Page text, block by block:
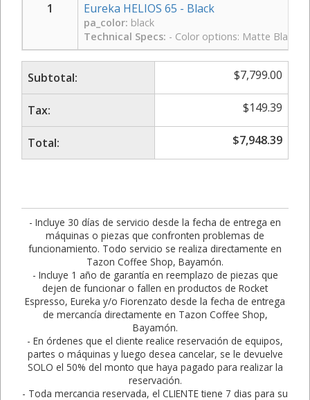
1 Eureka HELIOS 65 - Black
pa_color: black
Technical Specs: - Color options: Matte Black |
Subtotal: $7,799.00
Tax: $149.39
Total: $7,948.39
- Incluye 30 días de servicio desde la fecha de entrega en
máquinas o piezas que confronten problemas de
funcionamiento. Todo servicio se realiza directamente en
Tazon Coffee Shop, Bayamón.
- Incluye 1 año de garantía en reemplazo de piezas que
dejen de funcionar o fallen en productos de Rocket
Espresso, Eureka y/o Fiorenzato desde la fecha de entrega
de mercancía directamente en Tazon Coffee Shop,
Bayamón.
- En órdenes que el cliente realice reservación de equipos,
partes o máquinas y luego desea cancelar, se le devuelve
SOLO el 50% del monto que haya pagado para realizar la
reservación.
- Toda mercancia reservada, el CLIENTE tiene 7 dias para su